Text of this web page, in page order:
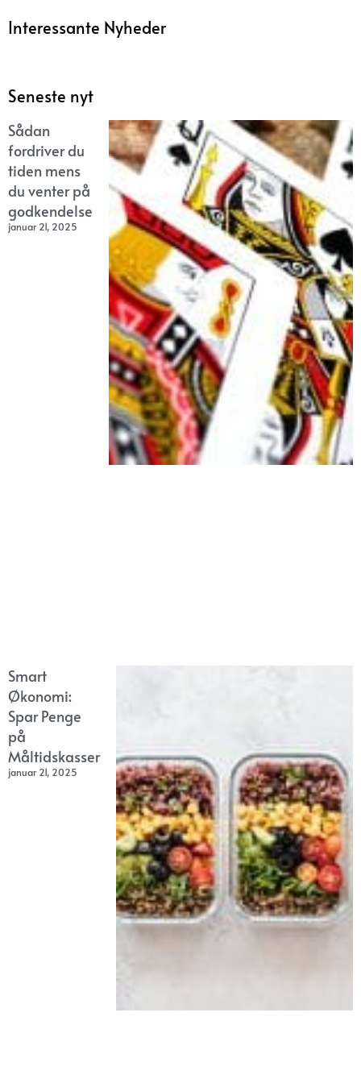
Interessante Nyheder
Seneste nyt
Sådan
fordriver du
tiden mens
du venter på
godkendelse
januar 21, 2025
Smart
Økonomi:
Spar Penge
på
Måltidskasser
januar 21, 2025